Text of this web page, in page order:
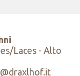
Laces - Alto
draxlhof.it